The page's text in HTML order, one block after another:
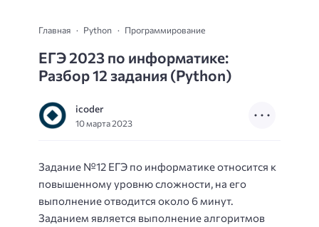
Главная Python Программирование
ЕГЭ 2023 по информатике:
Разбор 12 задания (Python)
icoder
10 марта 2023
Задание №12 ЕГЭ по информатике относится к
повышенному уровню сложности, на его
выполнение отводится около 6 минут.
Заданием является выполнение алгоритмов